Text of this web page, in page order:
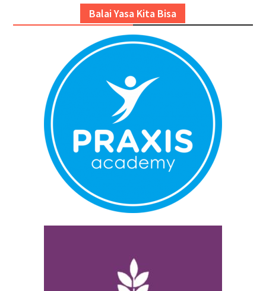
Balai Yasa Kita Bisa